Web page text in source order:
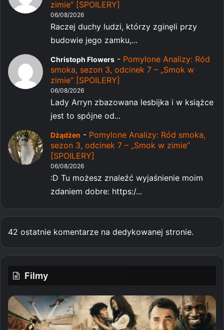
zimie” [SPOILERY]
06/08/2026
Raczej duchy ludzi, którzy zginęli przy
budowie jego zamku,...
Christoph Flowers - Pomylone Analizy: Ród
smoka, sezon 3, odcinek 7 – „Smok w
zimie” [SPOILERY]
06/08/2026
Lady Arryn zbazowana lesbijka i w książce
jest to spójne od...
Dżądżen - Pomylone Analizy: Ród smoka,
sezon 3, odcinek 7 – „Smok w zimie”
[SPOILERY]
06/08/2026
:D Tu możesz znaleźć wyjaśnienie moim
zdaniem dobre: https:/...
42 ostatnie komentarze na dedykowanej stronie.
Filmy